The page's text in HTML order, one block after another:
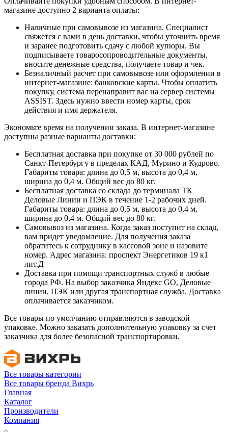
магазине доступно 2 варианта оплаты:
Наличные при самовывозе из магазина. Специалист
свяжется с вами в день доставки, чтобы уточнить время
и заранее подготовить сдачу с любой купюры. Вы
подписываете товаросопроводительные документы,
вносите денежные средства, получаете товар и чек.
Безналичный расчет при самовывозе или оформлении в
интернет-магазине: банковские карты. Чтобы оплатить
покупку, система перенаправит вас на сервер системы
ASSIST. Здесь нужно ввести номер карты, срок
действия и имя держателя.
Экономьте время на получении заказа. В интернет-магазине
доступны разные варианты доставки:
Бесплатная доставка при покупке от 30 000 рублей по
Санкт-Петербургу в пределах КАД, Мурино и Кудрово.
Габариты товара: длина до 0,5 м, высота до 0,4 м,
ширина до 0,4 м. Общий вес до 80 кг.
Бесплатная доставка со склада до терминала ТК
Деловые Линии и ПЭК в течение 1-2 рабочих дней.
Габариты товара: длина до 0,5 м, высота до 0,4 м,
ширина до 0,4 м. Общий вес до 80 кг.
Самовывоз из магазина. Когда заказ поступит на склад,
вам придет уведомление. Для получения заказа
обратитесь к сотруднику в кассовой зоне и назовите
номер. Адрес магазина: проспект Энергетиков 19 к1
лит.Д
Доставка при помощи транспортных служб в любые
города РФ. На выбор заказчика Яндекс GO, Деловые
линии, ПЭК или другая транспортная служба. Доставка
оплачивается заказчиком.
Все товары по умолчанию отправляются в заводской
упаковке. Можно заказать дополнительную упаковку за счет
заказчика для более безопасной транспортировки.
Все товары категории
Все товары бренда Вихрь
Главная
Каталог
Производители
Компания